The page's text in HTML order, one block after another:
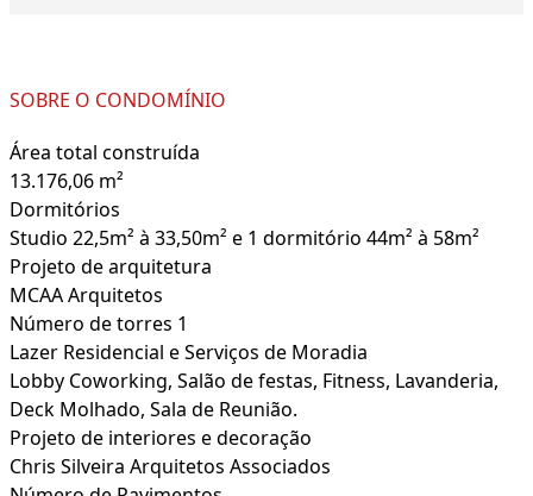
SOBRE O CONDOMÍNIO
Área total construída
13.176,06 m²
Dormitórios
Studio 22,5m² à 33,50m² e 1 dormitório 44m² à 58m²
Projeto de arquitetura
MCAA Arquitetos
Número de torres 1
Lazer Residencial e Serviços de Moradia
Lobby Coworking, Salão de festas, Fitness, Lavanderia,
Deck Molhado, Sala de Reunião.
Projeto de interiores e decoração
Chris Silveira Arquitetos Associados